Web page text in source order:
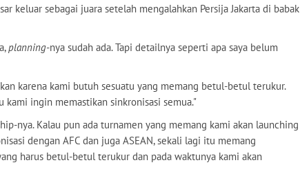
keluar sebagai juara setelah mengalahkan Persija Jakarta di babak
planning-nya sudah ada. Tapi detailnya seperti apa saya belum
karena kami butuh sesuatu yang memang betul-betul terukur.
kami ingin memastikan sinkronisasi semua."
nya. Kalau pun ada turnamen yang memang kami akan launching
dengan AFC dan juga ASEAN, sekali lagi itu memang
harus betul-betul terukur dan pada waktunya kami akan